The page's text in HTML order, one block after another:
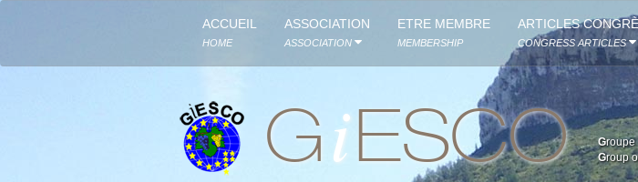
ACCUEIL
HOME
ASSOCIATION
ASSOCIATION
ETRE MEMBRE
MEMBERSHIP
ARTICLES
CONGRESS ARTICLES
GiESCO Groupe
Group